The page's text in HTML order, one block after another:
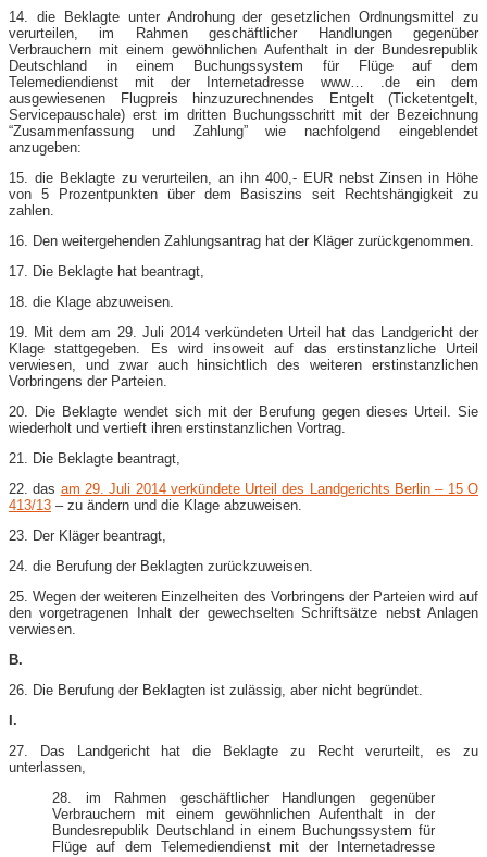
14. die Beklagte unter Androhung der gesetzlichen Ordnungsmittel zu
verurteilen, im Rahmen geschäftlicher Handlungen gegenüber
Verbrauchern mit einem gewöhnlichen Aufenthalt in der Bundesrepublik
Deutschland in einem Buchungssystem für Flüge auf dem
Telemediendienst mit der Internetadresse www… .de ein dem
ausgewiesenen Flugpreis hinzuzurechnendes Entgelt (Ticketentgelt,
Servicepauschale) erst im dritten Buchungsschritt mit der Bezeichnung
“Zusammenfassung und Zahlung” wie nachfolgend eingeblendet
anzugeben:
15. die Beklagte zu verurteilen, an ihn 400,- EUR nebst Zinsen in Höhe
von 5 Prozentpunkten über dem Basiszins seit Rechtshängigkeit zu
zahlen.
16. Den weitergehenden Zahlungsantrag hat der Kläger zurückgenommen.
17. Die Beklagte hat beantragt,
18. die Klage abzuweisen.
19. Mit dem am 29. Juli 2014 verkündeten Urteil hat das Landgericht der
Klage stattgegeben. Es wird insoweit auf das erstinstanzliche Urteil
verwiesen, und zwar auch hinsichtlich des weiteren erstinstanzlichen
Vorbringens der Parteien.
20. Die Beklagte wendet sich mit der Berufung gegen dieses Urteil. Sie
wiederholt und vertieft ihren erstinstanzlichen Vortrag.
21. Die Beklagte beantragt,
22. das am 29. Juli 2014 verkündete Urteil des Landgerichts Berlin – 15 O
413/13 – zu ändern und die Klage abzuweisen.
23. Der Kläger beantragt,
24. die Berufung der Beklagten zurückzuweisen.
25. Wegen der weiteren Einzelheiten des Vorbringens der Parteien wird auf
den vorgetragenen Inhalt der gewechselten Schriftsätze nebst Anlagen
verwiesen.
B.
26. Die Berufung der Beklagten ist zulässig, aber nicht begründet.
I.
27. Das Landgericht hat die Beklagte zu Recht verurteilt, es zu
unterlassen,
28. im Rahmen geschäftlicher Handlungen gegenüber
Verbrauchern mit einem gewöhnlichen Aufenthalt in der
Bundesrepublik Deutschland in einem Buchungssystem für
Flüge auf dem Telemediendienst mit der Internetadresse